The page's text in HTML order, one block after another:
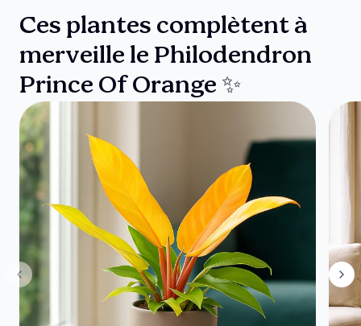
Ces plantes complètent à
merveille le Philodendron
Prince Of Orange ✨